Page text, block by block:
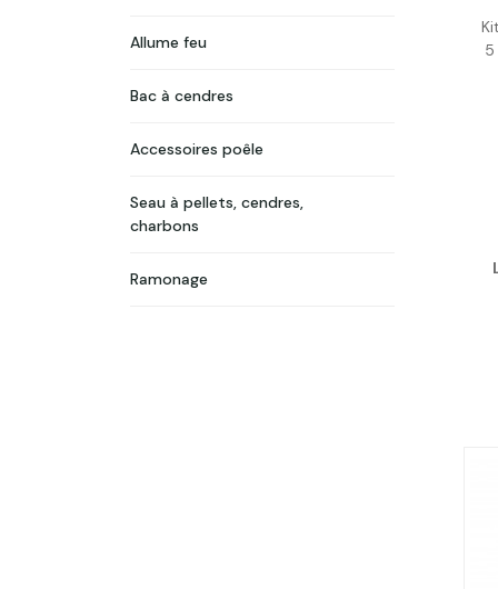
Allume feu
Bac à cendres
Accessoires poêle
Seau à pellets, cendres,
charbons
Ramonage
5